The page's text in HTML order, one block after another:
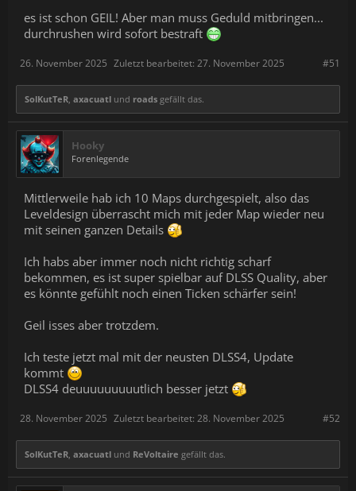
es ist schon GEIL! Aber man muss Geduld mitbringen...
durchrushen wird sofort bestraft
#51
26. November 2025 Zuletzt bearbeitet: 27. November 2025
SolKutTeR, axacuatl und roads gefällt das.
Hooky
Forenlegende
Mittlerweile hab ich 10 Maps durchgespielt, also das
Leveldesign überrascht mich mit jeder Map wieder neu
mit seinen ganzen Details
Ich habs aber immer noch nicht richtig scharf
bekommen, es ist super spielbar auf DLSS Quality, aber
es könnte gefühlt noch einen Ticken schärfer sein!
Geil isses aber trotzdem.
Ich teste jetzt mal mit der neusten DLSS4, Update
kommt
DLSS4 deuuuuuuuuutlich besser jetzt
#52
28. November 2025 Zuletzt bearbeitet: 28. November 2025
SolKutTeR, axacuatl und ReVoltaire gefällt das.